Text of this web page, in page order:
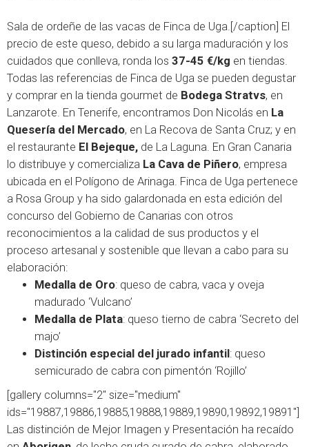
Sala de ordeñe de las vacas de Finca de Uga.[/caption] El
precio de este queso, debido a su larga maduración y los
cuidados que conlleva, ronda los 37-45 €/kg en tiendas.
Todas las referencias de Finca de Uga se pueden degustar
y comprar en la tienda gourmet de Bodega Stratvs, en
Lanzarote. En Tenerife, encontramos Don Nicolás en La
Quesería del Mercado, en La Recova de Santa Cruz; y en
el restaurante El Bejeque, de La Laguna. En Gran Canaria
lo distribuye y comercializa La Cava de Piñero, empresa
ubicada en el Polígono de Arinaga. Finca de Uga pertenece
a Rosa Group y ha sido galardonada en esta edición del
concurso del Gobierno de Canarias con otros
reconocimientos a la calidad de sus productos y el
proceso artesanal y sostenible que llevan a cabo para su
elaboración:
Medalla de Oro: queso de cabra, vaca y oveja
madurado ‘Vulcano’
Medalla de Plata: queso tierno de cabra ‘Secreto del
majo’
Distinción especial del jurado infantil: queso
semicurado de cabra con pimentón ‘Rojillo’
[gallery columns="2" size="medium"
ids="19887,19886,19885,19888,19889,19890,19892,19891"]
Las distinción de Mejor Imagen y Presentación ha recaído